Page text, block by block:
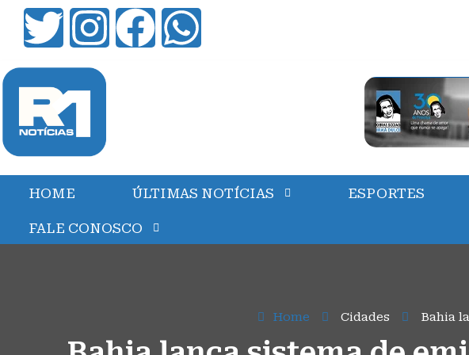
HOME ÚLTIMAS NOTÍCIAS ESPORTES
FALE CONOSCO
Home Cidades Bahia